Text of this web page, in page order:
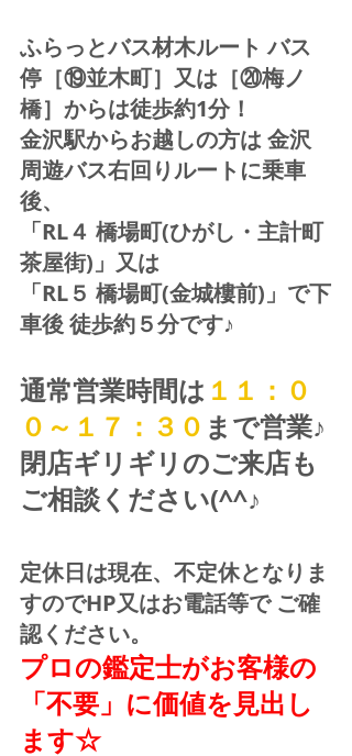
ふらっとバス材木ルート バス
停［⑲並木町］又は［⑳梅ノ
橋］からは徒歩約1分！
金沢駅からお越しの方は 金沢
周遊バス右回りルートに乗車
後、
「RL４ 橋場町(ひがし・主計町
茶屋街)」又は
「RL５ 橋場町(金城樓前)」で下
車後 徒歩約５分です♪
通常営業時間は １１：０
０～１７：３０ まで営業♪
閉店ギリギリのご来店も
ご相談ください(^^♪
定休日は現在、不定休となりま
すのでHP又はお電話等で ご確
認ください。
プロの鑑定士がお客様の
「不要」に価値を見出し
ます☆